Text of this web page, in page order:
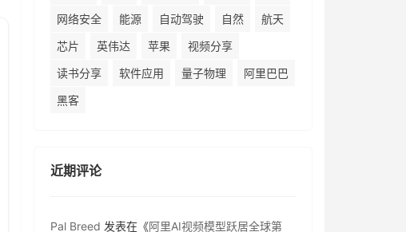
网络安全
能源 自动驾驶 自然
航天
芯片
英伟达 苹果
视频分享
读书分享
软件应用 量子物理
阿里巴巴
黑客
近期评论
Pal Breed 发表在《阿里AI视频模型跃居全球第